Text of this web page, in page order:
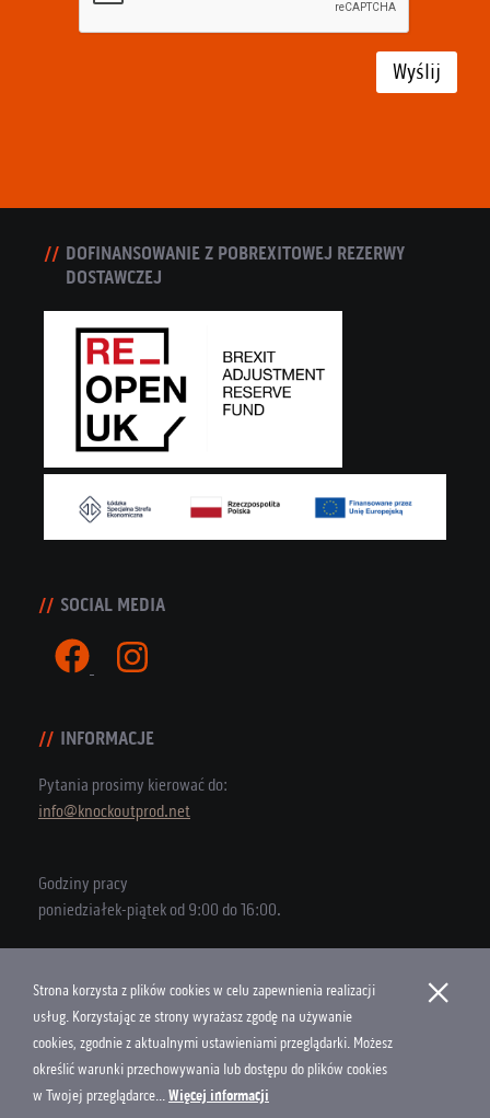
Wyślij
DOFINANSOWANIE Z POBREXITOWEJ REZERWY
DOSTAWCZEJ
SOCIAL MEDIA
INFORMACJE
Pytania prosimy kierować do:
info@knockoutprod.net
Godziny pracy
poniedziałek-piątek od 9:00 do 16:00.
Copyright © 2026 Knock Out Productions
Polityka Cookies
Projekt i wykonanie
Strona korzysta z plików cookies w celu zapewnienia realizacji
usług. Korzystając ze strony wyrażasz zgodę na używanie
cookies, zgodnie z aktualnymi ustawieniami przeglądarki. Możesz
określić warunki przechowywania lub dostępu do plików cookies
w Twojej przeglądarce...Więcej informacji
×